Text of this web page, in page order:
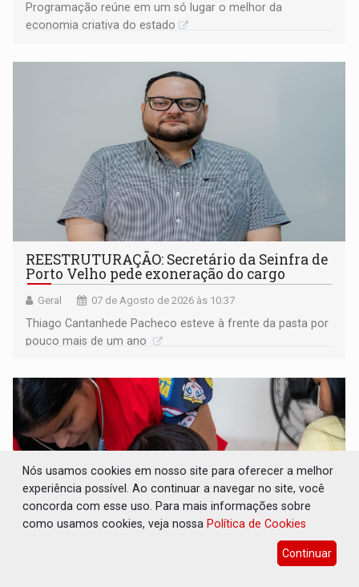
Programação reúne em um só lugar o melhor da
economia criativa do estado
REESTRUTURAÇÃO: Secretário da Seinfra de
Porto Velho pede exoneração do cargo
Geral 07 de Agosto de 2026 às 10:37
Thiago Cantanhede Pacheco esteve à frente da pasta por
pouco mais de um ano
Nós usamos cookies em nosso site para oferecer a melhor
experiência possível. Ao continuar a navegar no site, você
concorda com esse uso. Para mais informações sobre
como usamos cookies, veja nossa Política de Cookies
Continuar